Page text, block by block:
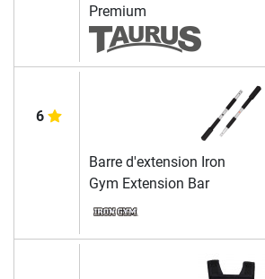
Premium
6
Barre d'extension Iron
Gym Extension Bar